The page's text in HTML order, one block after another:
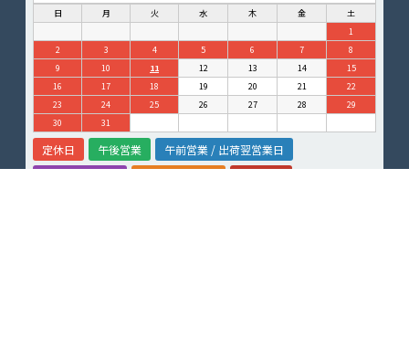
日 月 火 水 木 金
土
1
2
3 4 5 6 7
8
9
10 11 12 13 14
15
16
17 18 19 20 21
22
23
24 25 26 27 28
29
30
31
定休日 午後営業
午前営業 / 出荷翌営業日